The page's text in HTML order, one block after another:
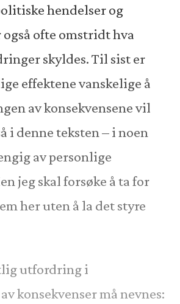
hendelser og
ofte omstridt hva
skyldes. Til sist er
effektene vanskelige å
av konsekvensene vil
i denne teksten – i noen
av personlige
jeg skal forsøke å ta for
her uten å la det styre
utfordring i
konsekvenser må nevnes: